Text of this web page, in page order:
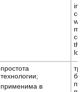
простота
технологии;
применима в